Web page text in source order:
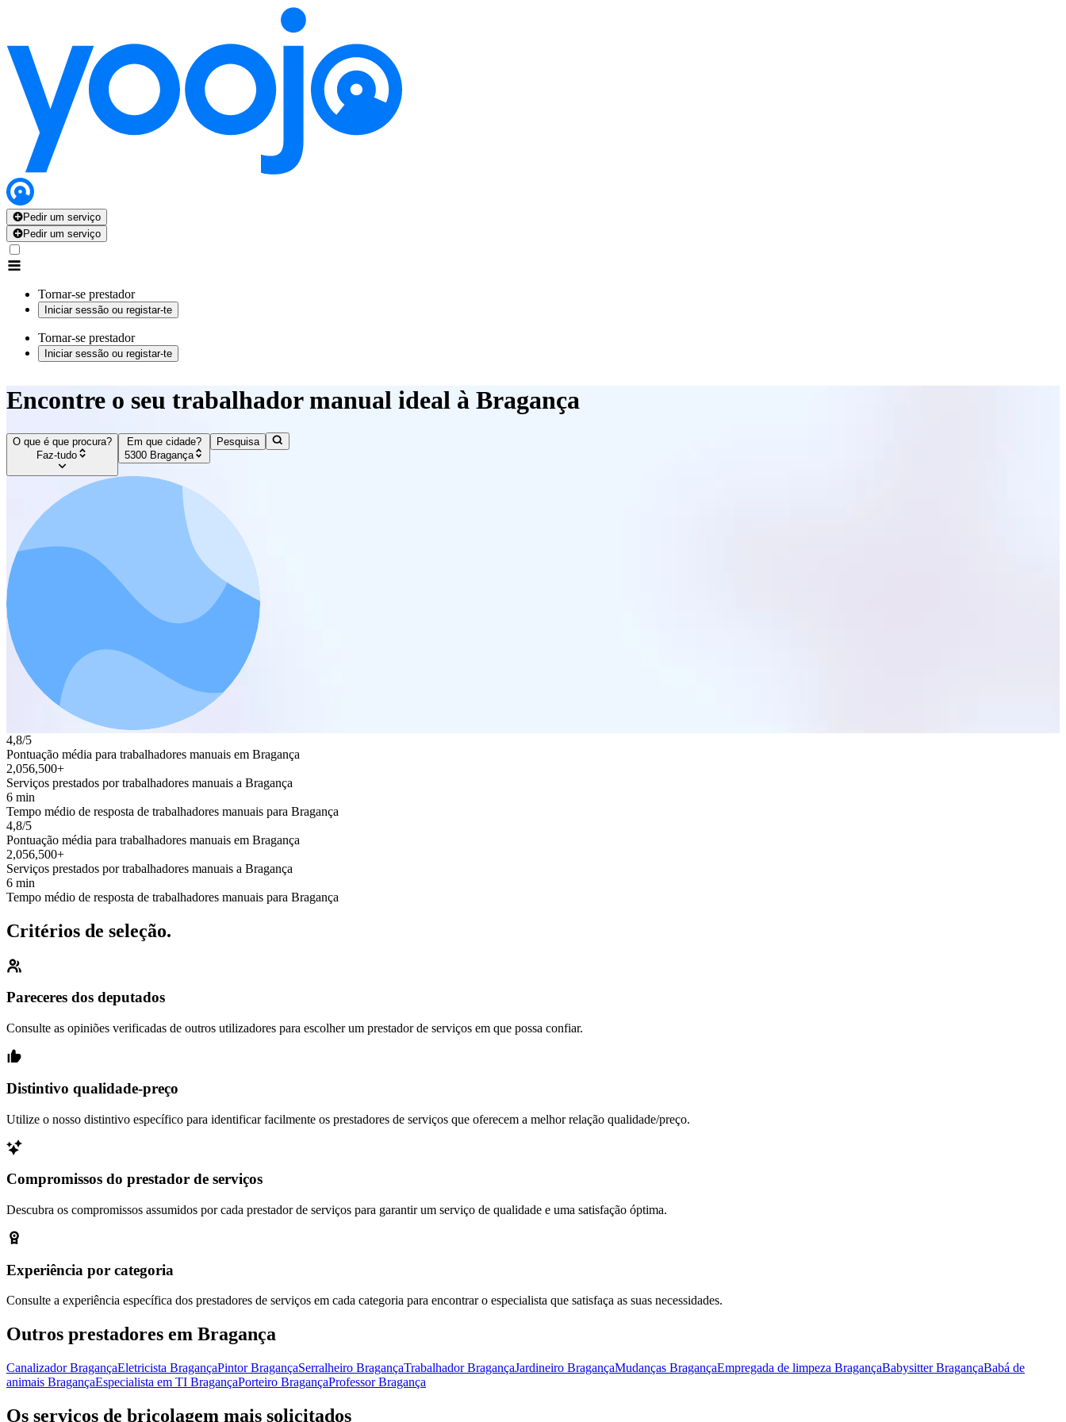
Pedir um serviço
Pedir um serviço
Tornar-se prestador
Iniciar sessão ou registar-te
Tornar-se prestador
Iniciar sessão ou registar-te
Encontre o seu trabalhador manual ideal à Bragança
O que é que procura?
Faz-tudo
Em que cidade?
5300 Bragança
Pesquisa
4,8/5
Pontuação média para trabalhadores manuais em Bragança
2,056,500+
Serviços prestados por trabalhadores manuais a Bragança
6 min
Tempo médio de resposta de trabalhadores manuais para Bragança
4,8/5
Pontuação média para trabalhadores manuais em Bragança
2,056,500+
Serviços prestados por trabalhadores manuais a Bragança
6 min
Tempo médio de resposta de trabalhadores manuais para Bragança
Critérios de seleção.
Pareceres dos deputados
Consulte as opiniões verificadas de outros utilizadores para escolher um prestador de serviços em que possa confiar.
Distintivo qualidade-preço
Utilize o nosso distintivo específico para identificar facilmente os prestadores de serviços que oferecem a melhor relação qualidade/preço.
Compromissos do prestador de serviços
Descubra os compromissos assumidos por cada prestador de serviços para garantir um serviço de qualidade e uma satisfação óptima.
Experiência por categoria
Consulte a experiência específica dos prestadores de serviços em cada categoria para encontrar o especialista que satisfaça as suas necessidades.
Outros prestadores em Bragança
Canalizador BragançaEletricista BragançaPintor BragançaSerralheiro BragançaTrabalhador BragançaJardineiro BragançaMudanças BragançaEmpregada de limpeza BragançaBabysitter BragançaBabá de
animais BragançaEspecialista em TI BragançaPorteiro BragançaProfessor Bragança
Os serviços de bricolagem mais solicitados